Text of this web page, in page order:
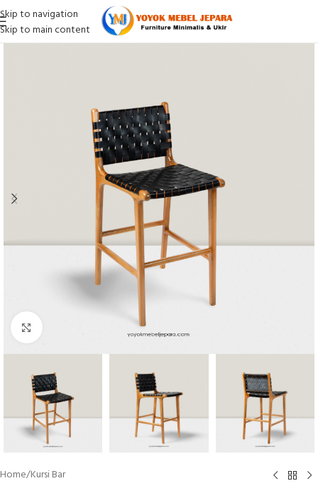
Skip to navigation
Skip to main content
Click to enlarge
Home/Kursi Bar